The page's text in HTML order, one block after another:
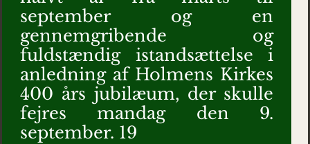
september og en
gennemgribende og
fuldstændig istandsættelse i
anledning af Holmens Kirkes
400 års jubilæum, der skulle
fejres mandag den 9.
september. 19